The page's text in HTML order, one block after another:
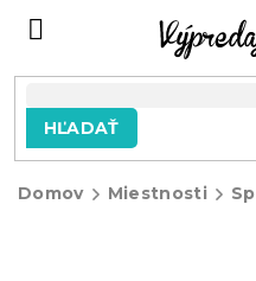
HĽADAŤ
Domov Miestnosti